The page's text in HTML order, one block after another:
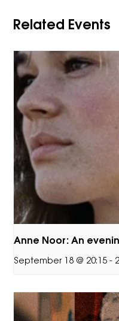
Related Events
Anne Noor: An
September 18 @ 20:15 -